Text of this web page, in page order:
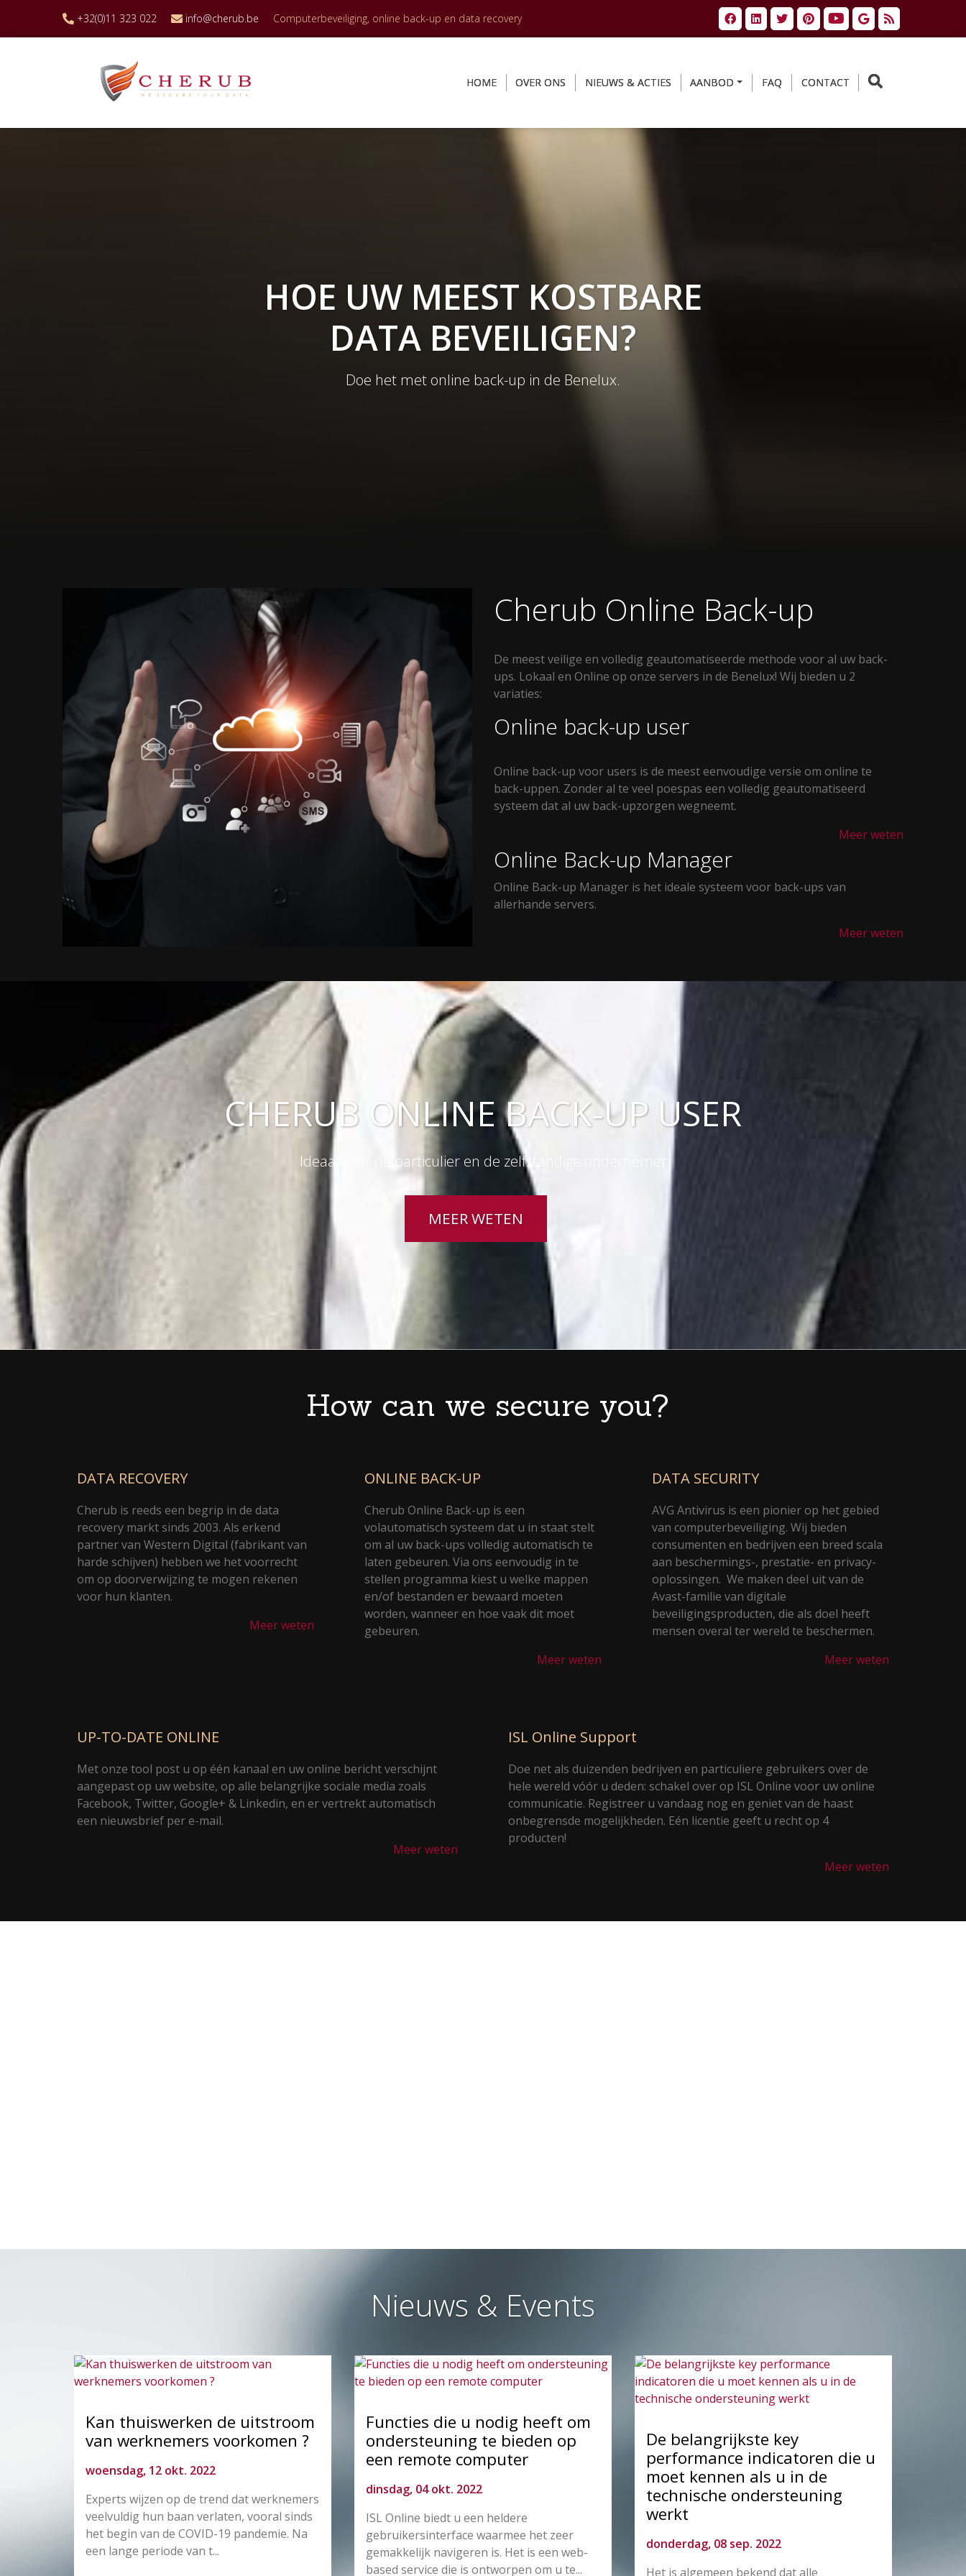
+32(0)11 323 022 info@cherub.be Computerbeveiliging, online back-up en data recovery
HOME OVER ONS NIEUWS & ACTIES AANBOD FAQ CONTACT
HOE UW MEEST KOSTBARE
DATA BEVEILIGEN?
Doe het met online back-up in de Benelux.
Cherub Online Back-up
De meest veilige en volledig geautomatiseerde methode voor al uw back-
ups. Lokaal en Online op onze servers in de Benelux! Wij bieden u 2
variaties:
Online back-up user
Online back-up voor users is de meest eenvoudige versie om online te
back-uppen. Zonder al te veel poespas een volledig geautomatiseerd
systeem dat al uw back-upzorgen wegneemt.
Meer weten
Online Back-up Manager
Online Back-up Manager is het ideale systeem voor back-ups van
allerhande servers.
Meer weten
CHERUB ONLINE BACK-UP USER
Ideaal voor de particulier en de zelfstandige ondernemer
MEER WETEN
How can we secure you?
DATA RECOVERY
Cherub is reeds een begrip in de data
recovery markt sinds 2003. Als erkend
partner van Western Digital (fabrikant van
harde schijven) hebben we het voorrecht
om op doorverwijzing te mogen rekenen
voor hun klanten.
Meer weten
ONLINE BACK-UP
Cherub Online Back-up is een
volautomatisch systeem dat u in staat stelt
om al uw back-ups volledig automatisch te
laten gebeuren. Via ons eenvoudig in te
stellen programma kiest u welke mappen
en/of bestanden er bewaard moeten
worden, wanneer en hoe vaak dit moet
gebeuren.
Meer weten
DATA SECURITY
AVG Antivirus is een pionier op het gebied
van computerbeveiliging. Wij bieden
consumenten en bedrijven een breed scala
aan beschermings-, prestatie- en privacy-
oplossingen. We maken deel uit van de
Avast-familie van digitale
beveiligingsproducten, die als doel heeft
mensen overal ter wereld te beschermen.
Meer weten
UP-TO-DATE ONLINE
Met onze tool post u op één kanaal en uw online bericht verschijnt
aangepast op uw website, op alle belangrijke sociale media zoals
Facebook, Twitter, Google+ & Linkedin, en er vertrekt automatisch
een nieuwsbrief per e-mail.
Meer weten
ISL Online Support
Doe net als duizenden bedrijven en particuliere gebruikers over de
hele wereld vóór u deden: schakel over op ISL Online voor uw online
communicatie. Registreer u vandaag nog en geniet van de haast
onbegrensde mogelijkheden. Eén licentie geeft u recht op 4
producten!
Meer weten
Nieuws & Events
Kan thuiswerken de uitstroom
van werknemers voorkomen ?
woensdag, 12 okt. 2022
Experts wijzen op de trend dat werknemers
veelvuldig hun baan verlaten, vooral sinds
het begin van de COVID-19 pandemie. Na
een lange periode van t...
Functies die u nodig heeft om
ondersteuning te bieden op
een remote computer
dinsdag, 04 okt. 2022
ISL Online biedt u een heldere
gebruikersinterface waarmee het zeer
gemakkelijk navigeren is. Het is een web-
based service die is ontworpen om u te...
De belangrijkste key
performance indicatoren die u
moet kennen als u in de
technische ondersteuning
werkt
donderdag, 08 sep. 2022
Het is algemeen bekend dat alle